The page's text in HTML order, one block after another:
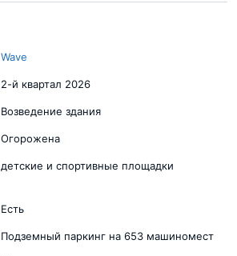
Wave
2-й квартал 2026
Возведение здания
Огорожена
детские и спортивные площадки
Есть
Подземный паркинг на 653 машиномест